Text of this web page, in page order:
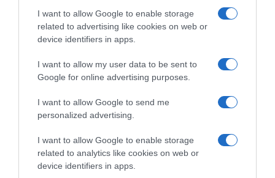
I want to allow Google to enable storage
related to advertising like cookies on web or
device identifiers in apps.
I want to allow my user data to be sent to
Google for online advertising purposes.
I want to allow Google to send me
personalized advertising.
I want to allow Google to enable storage
related to analytics like cookies on web or
device identifiers in apps.
8.) Ha forgó széken ülsz, akkor riszáld meg a derekadat
el a földről. Tartsd közben a hasadat behúzva.
9.) Állj fel a szék háttámlája mögé kb. egy nagy lépés
távolságra. Tedd a két kezedet a szék háttámlájára, és
engedd le mélyen a mellkasodat. A comb és lábszár
hátsó részében és a vádlidban kell érezned feszülést. Ezt
a helyzetet is tartsd ki 3-4 légzéscikluson keresztül.
Forrás: Életmódcentrum.hu